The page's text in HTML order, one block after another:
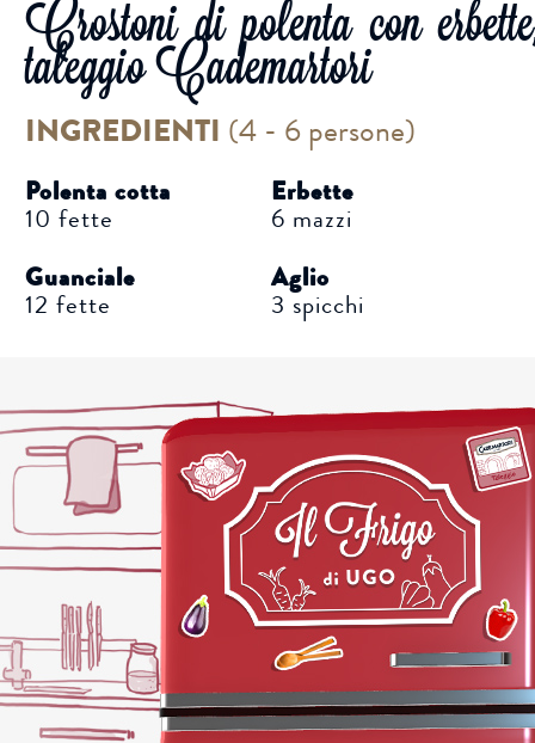
Crostoni di polenta con
taleggio Cademartori
INGREDIENTI (4 - 6 persone)
Polenta cotta
10 fette
Erbette
6 mazzi
Guanciale
12 fette
Aglio
3 spicchi